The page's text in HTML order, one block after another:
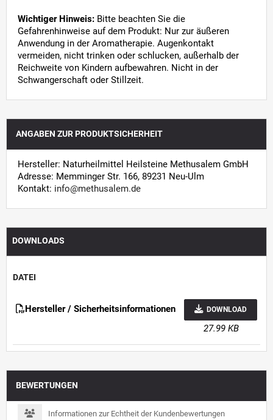
Wichtiger Hinweis: Bitte beachten Sie die
Gefahrenhinweise auf dem Produkt: Nur zur äußeren
Anwendung in der Aromatherapie. Augenkontakt
vermeiden, nicht trinken oder schlucken, außerhalb der
Reichweite von Kindern aufbewahren. Nicht in der
Schwangerschaft oder Stillzeit.
ANGABEN ZUR PRODUKTSICHERHEIT
Hersteller: Naturheilmittel Heilsteine Methusalem GmbH
Adresse: Memminger Str. 166, 89231 Neu-Ulm
Kontakt: info@methusalem.de
DOWNLOADS
DATEI
Hersteller / Sicherheitsinformationen DOWNLOAD
27.99 KB
BEWERTUNGEN
Informationen zur Echtheit der Kundenbewertungen